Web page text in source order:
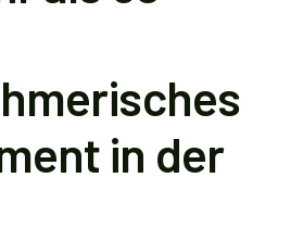
in der